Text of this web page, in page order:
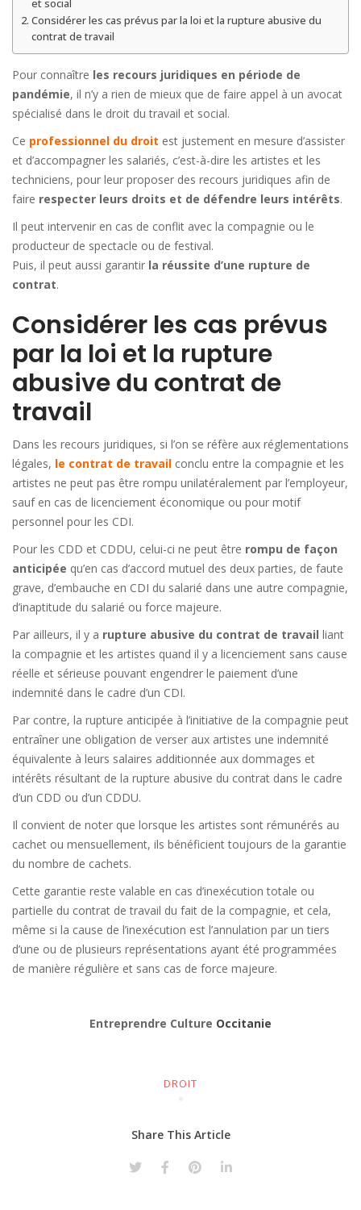
et social
Considérer les cas prévus par la loi et la rupture abusive du
contrat de travail
Pour connaître les recours juridiques en période de
pandémie, il n’y a rien de mieux que de faire appel à un avocat
spécialisé dans le droit du travail et social.
Ce professionnel du droit est justement en mesure d’assister
et d’accompagner les salariés, c’est-à-dire les artistes et les
techniciens, pour leur proposer des recours juridiques afin de
faire respecter leurs droits et de défendre leurs intérêts.
Il peut intervenir en cas de conflit avec la compagnie ou le
producteur de spectacle ou de festival.
Puis, il peut aussi garantir la réussite d’une rupture de
contrat.
Considérer les cas prévus
par la loi et la rupture
abusive du contrat de
travail
Dans les recours juridiques, si l’on se réfère aux réglementations
légales, le contrat de travail conclu entre la compagnie et les
artistes ne peut pas être rompu unilatéralement par l’employeur,
sauf en cas de licenciement économique ou pour motif
personnel pour les CDI.
Pour les CDD et CDDU, celui-ci ne peut être rompu de façon
anticipée qu’en cas d’accord mutuel des deux parties, de faute
grave, d’embauche en CDI du salarié dans une autre compagnie,
d’inaptitude du salarié ou force majeure.
Par ailleurs, il y a rupture abusive du contrat de travail liant
la compagnie et les artistes quand il y a licenciement sans cause
réelle et sérieuse pouvant engendrer le paiement d’une
indemnité dans le cadre d’un CDI.
Par contre, la rupture anticipée à l’initiative de la compagnie peut
entraîner une obligation de verser aux artistes une indemnité
équivalente à leurs salaires additionnée aux dommages et
intérêts résultant de la rupture abusive du contrat dans le cadre
d’un CDD ou d’un CDDU.
Il convient de noter que lorsque les artistes sont rémunérés au
cachet ou mensuellement, ils bénéficient toujours de la garantie
du nombre de cachets.
Cette garantie reste valable en cas d’inexécution totale ou
partielle du contrat de travail du fait de la compagnie, et cela,
même si la cause de l’inexécution est l’annulation par un tiers
d’une ou de plusieurs représentations ayant été programmées
de manière régulière et sans cas de force majeure.
Entreprendre Culture Occitanie
DROIT
Share This Article